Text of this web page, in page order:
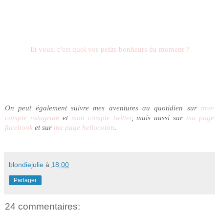
Et vous, c'est quoi vos petits bonheurs du moment ?
On peut également suivre mes aventures au quotidien sur mon
compte nstagram et mon compte twitter, mais aussi sur ma page
facebook et sur ma page hellocoton.
blondiejulie à 18:00
Partager
24 commentaires: